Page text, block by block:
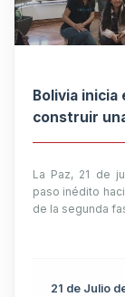
Bolivia inicia
construir
La Paz, 21 de
paso inédito
de la segunda
21 de Julio